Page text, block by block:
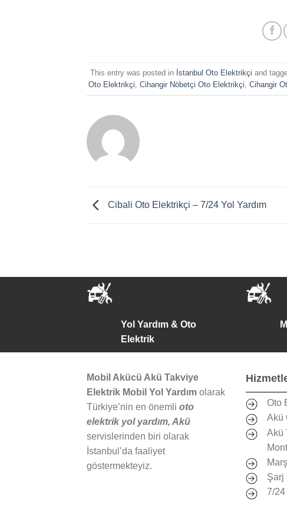
This entry was posted in İstanbul Oto Elektrikçi and
Oto Elektrikçi Cihangir Nöbetçi Oto Elektrikçi Cihangir
Cibali Oto Elektrikçi – 7/24 Yol Yardım
Yol Yardım & Oto
Elektrik
Mobil Akücü Akü Takviye
Elektrik Mobil Yol Yardım olarak
Türkiye’nin en önemli oto
elektrik yol yardım, Akü
servislerinden biri olarak
İstanbul’da faaliyet
göstermekteyiz.
Oto
Akü
Akü
Şarj
7/24